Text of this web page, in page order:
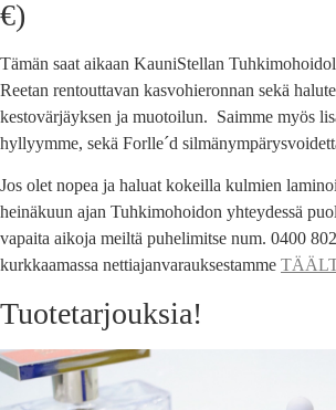
€)
Tämän saat aikaan KauniStellan
Reetan rentouttavan kasvohieronnan sekä
kestovärjäyksen ja muotoilun. Saimme myös
hyllyymme, sekä Forlle´d
Jos olet nopea ja haluat kokeilla kulmien
heinäkuun ajan Tuhkimohoidon yhteydessä
vapaita aikoja meiltä puhelimitse num. 0400
kurkkaamassa nettiajanvarauksestamme
Tuotetarjouksia!